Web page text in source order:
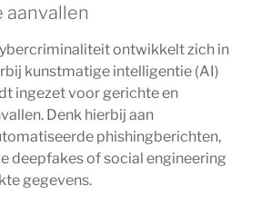
aanvallen
ontwikkelt zich in
kunstmatige intelligentie (AI)
ingezet voor gerichte en
Denk hierbij aan
phishingberichten,
deepfakes of social engineering
gegevens.